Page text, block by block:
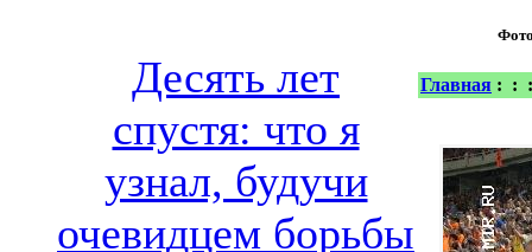
Десять лет
спустя: что я
узнал, будучи
очевидцем борьбы
Главная : :